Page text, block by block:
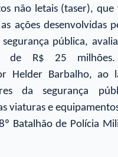
não letais (taser), que
ações desenvolvidas
pública,
de R$ 25
Helder Barbalho, ao
da segurança
viaturas e
Batalhão de Polícia